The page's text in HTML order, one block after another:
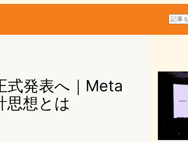
検
索
式発表へ｜Meta
思想とは